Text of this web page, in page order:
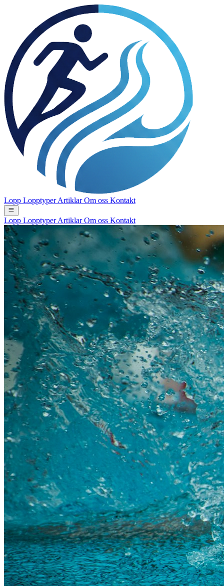
Lopp LopptyperArtiklarOm oss Kontakt
Lopp LopptyperArtiklarOm oss Kontakt